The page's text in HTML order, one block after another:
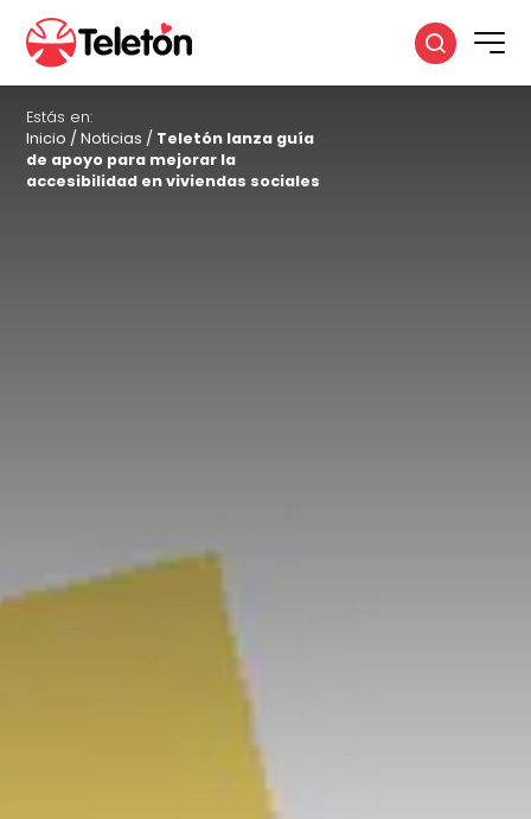
Estás en:
Inicio /Noticias / Teletón lanza guía
de apoyo para mejorar la
accesibilidad en viviendas sociales